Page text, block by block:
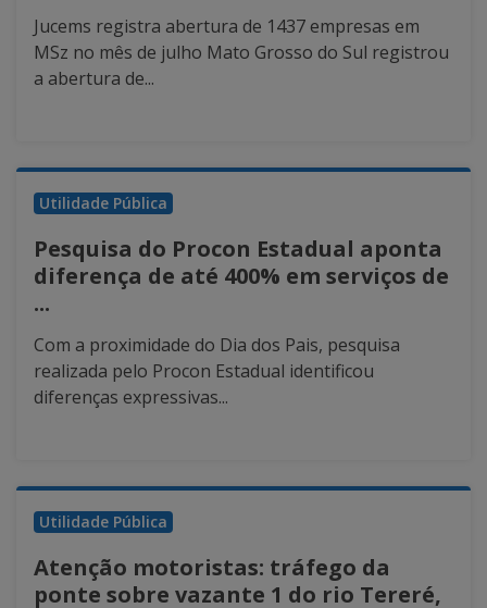
Jucems registra abertura de 1437 empresas em
MSz no mês de julho Mato Grosso do Sul registrou
a abertura de...
Utilidade Pública
Pesquisa do Procon Estadual aponta
diferença de até 400% em serviços de
...
Com a proximidade do Dia dos Pais, pesquisa
realizada pelo Procon Estadual identificou
diferenças expressivas...
Utilidade Pública
Atenção motoristas: tráfego da
ponte sobre vazante 1 do rio Tereré,